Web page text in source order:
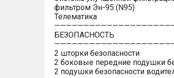
фильтром Эн-95 (N95)
Телематика
БЕЗОПАСНОСТЬ
2 шторки безопасности
2 боковые передние подушки
2 подушки безопасности